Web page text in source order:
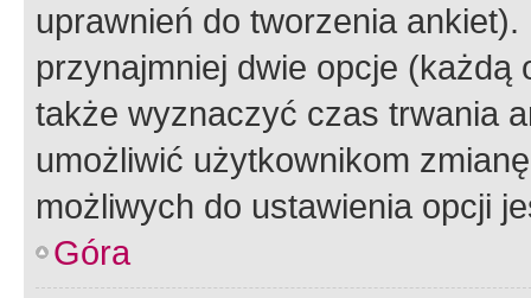
uprawnień do tworzenia
przynajmniej dwie opcje
także wyznaczyć czas trwania
umożliwić użytkownikom
możliwych do ustawienia opcji
Góra